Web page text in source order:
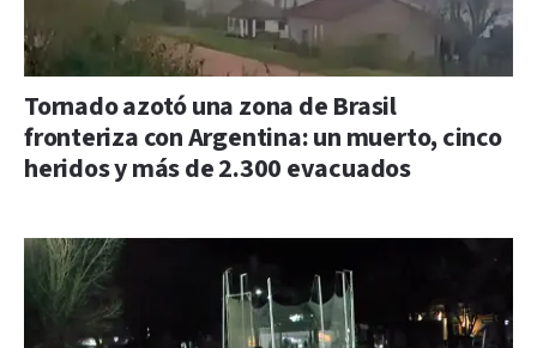
Tornado azotó una zona de Brasil
fronteriza con Argentina: un muerto, cinco
heridos y más de 2.300 evacuados